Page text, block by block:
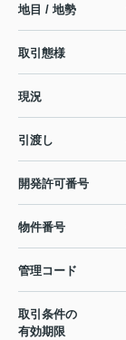
地目 / 地勢
取引態様
現況
引渡し
開発許可番号
物件番号
管理コード
取引条件の
有効期限